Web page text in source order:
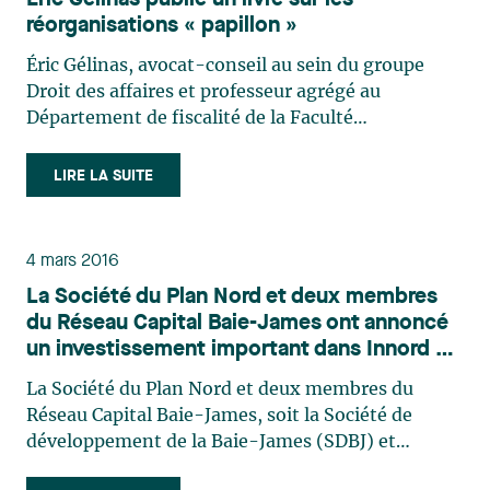
réorganisations « papillon »
Éric Gélinas, avocat-conseil au sein du groupe
Droit des affaires et professeur agrégé au
Département de fiscalité de la Faculté
publié un volume intitulé « L'article 55 L.I.R. et les
réorganisations papillon, 2e édition ». Cet
sujet de cet ouvrage de référence conçu
spécifiquement pour les professionnels de l'impôt
exerçant dans le domaine des fusions,
acquisitions et des réorganisations d'entreprises
ou pour en faire l’acquisition, veuillez cliquer ici.
LIRE LA SUITE
4 mars 2016
La Société du Plan Nord et deux membres
du Réseau Capital Baie-James ont annoncé
un investissement important dans Innord en
vue de développer un nouveau procédé de
séparation des éléments de terres rares
La Société du Plan Nord et deux membres du
Réseau Capital Baie-James, soit la Société de
développement de la Baie-James (SDBJ) et